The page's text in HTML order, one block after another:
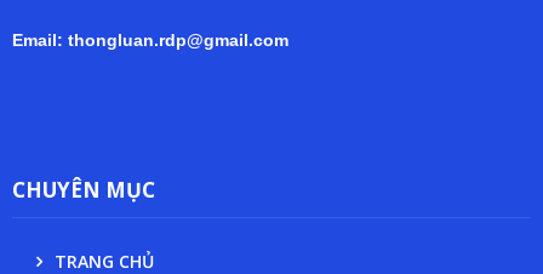
Email: thongluan.rdp@gmail.com
CHUYÊN MỤC
TRANG CHỦ